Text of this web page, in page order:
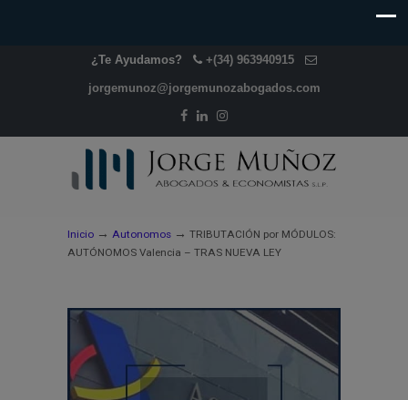
¿Te Ayudamos? +(34) 963940915
jorgemunoz@jorgemunozabogados.com
Inicio → Autonomos → TRIBUTACIÓN por MÓDULOS:
AUTÓNOMOS Valencia – TRAS NUEVA LEY